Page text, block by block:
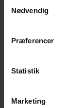
Nødvendig
Præferencer
Statistik
Marketing
Uanset om du
virksomheden
konstruktion og
Kontakt din